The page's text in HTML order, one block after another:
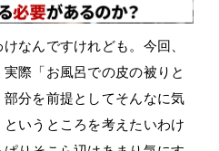
なんですけれども。今回、
際「お風呂での皮の被りと
分を前提としてそんなに気
いうところを考えたいわけ